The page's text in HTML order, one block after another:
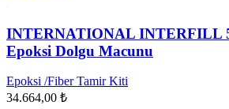
varyasyonu
var.
Seçenekler
sayfasından
seçilebilir
INTERNATIONAL INTERFILL
Epoksi Dolgu Macunu
Epoksi /Fiber Tamir Kiti
34.664,00 ₺